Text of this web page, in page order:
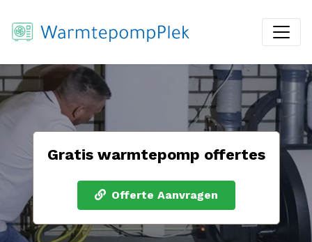
Gratis warmtepomp offertes
Offerte Aanvragen